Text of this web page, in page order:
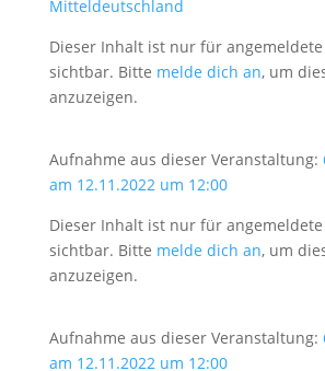
Mitteldeutschland
Dieser Inhalt ist nur für
sichtbar. Bitte melde dich an, um
anzuzeigen.
Aufnahme aus dieser Veranstaltung:
am 12.11.2022 um 12:00
Dieser Inhalt ist nur für
sichtbar. Bitte melde dich an, um
anzuzeigen.
Aufnahme aus dieser Veranstaltung:
am 12.11.2022 um 12:00